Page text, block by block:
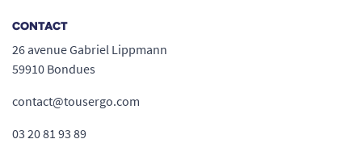
Compatible avec tous les mitigeurs
Installation rapide sans outils
Commande manuelle ergonomique
Démarrage automatique de la pompe
CONTACT
26 avenue Gabriel Lippmann
59910 Bondues
contact@tousergo.com
03 20 81 93 89